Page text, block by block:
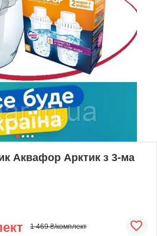
Аквафор Арктик з 3-ма
1 469 ₴/комплект